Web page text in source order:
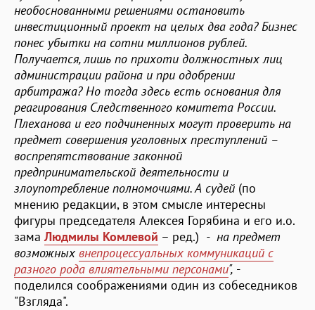
необоснованными решениями остановить
инвестиционный проект на целых два года? Бизнес
понес убытки на сотни миллионов рублей.
Получается, лишь по прихоти должностных лиц
администрации района и при одобрении
арбитража? Но тогда здесь есть основания для
реагирования Следственного комитета России.
Плеханова и его подчиненных могут проверить на
предмет совершения уголовных преступлений –
воспрепятствование законной
предпринимательской деятельности и
злоупотребление полномочиями. А судей (по
мнению редакции, в этом смысле интересны
фигуры председателя Алексея Горябина и его и.о.
зама Людмилы Комлевой – ред.) - на предмет
возможных внепроцессуальных коммуникаций с
разного рода влиятельными персонами", -
поделился соображениями один из собеседников
"Взгляда".